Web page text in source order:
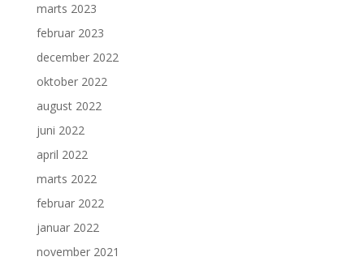
marts 2023
februar 2023
december 2022
oktober 2022
august 2022
juni 2022
april 2022
marts 2022
februar 2022
januar 2022
november 2021